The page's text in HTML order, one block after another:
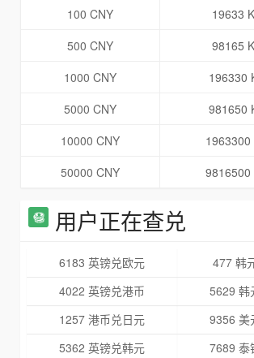
100 CNY
19633
500 CNY
98165
1000 CNY
196330
5000 CNY
981650
10000 CNY
1963300
50000 CNY
9816500
用户正在查兑
6183 英镑兑欧元 477 韩
4022 英镑兑港币
5629 韩
1257 港币兑日元
9356 美
5362 英镑兑韩元
7689 泰